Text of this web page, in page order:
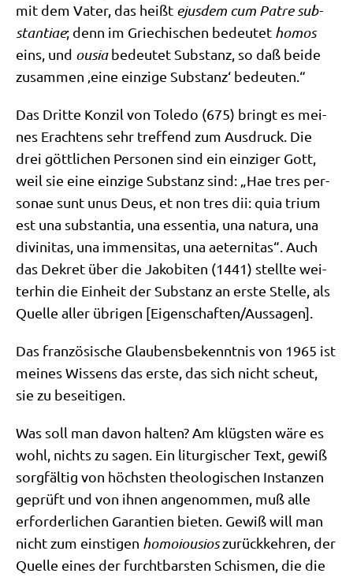
mit dem Vater, das heißt ejus­dem cum Pat­re sub­
stan­tiae; denn im Grie­chi­schen bedeu­tet homos
eins, und ousiabedeu­tet Sub­stanz, so daß bei­de
zusam­men ‚eine ein­zi­ge Sub­stanz‘ bedeuten.“
Das Drit­te Kon­zil von Tole­do (675) bringt es mei­
nes Erach­tens sehr tref­fend zum Aus­druck. Die
drei gött­li­chen Per­so­nen sind ein ein­zi­ger Gott,
weil sie eine ein­zi­ge Sub­stanz sind: „Hae tres per­
so­nae sunt unus Deus, et non tres dii: quia tri­um
est una sub­stan­tia, una essen­tia, una natu­ra, una
divi­ni­tas, una immensi­tas, una aeter­ni­tas“. Auch
das Dekret über die Jako­bi­ten (1441) stell­te wei­
ter­hin die Ein­heit der Sub­stanz an erste Stel­le, als
Quel­le aller übri­gen [Eigenschaften/​Aussagen].
Das fran­zö­si­sche Glau­bens­be­kennt­nis von 1965 ist
mei­nes Wis­sens das erste, das sich nicht scheut,
sie zu beseitigen.
Was soll man davon hal­ten? Am klüg­sten wäre es
wohl, nichts zu sagen. Ein lit­ur­gi­scher Text, gewiß
sorg­fäl­tig von höch­sten theo­lo­gi­schen Instan­zen
geprüft und von ihnen ange­nom­men, muß alle
erfor­der­li­chen Garan­tien bie­ten. Gewiß will man
nicht zum ein­sti­gen homo­iou­si­oszurück­keh­ren, der
Quel­le eines der furcht­bar­sten Schis­men, die die